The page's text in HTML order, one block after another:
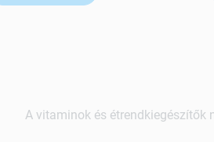
A vitaminok és étrendkiegészítők